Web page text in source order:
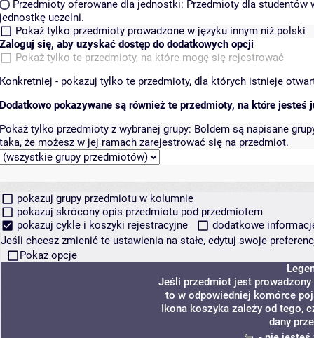
Przedmioty oferowane dla jednostki: Przedmioty dla studentów
jednostkę uczelni.
Pokaż tylko przedmioty prowadzone w języku innym niż polski
Zaloguj się, aby uzyskać dostęp do dodatkowych opcji
Pokaż tylko te przedmioty, na które mogę się rejestrować
Konkretniej - pokazuj tylko te przedmioty, dla których istnieje
Dodatkowo pokazywane są również te przedmioty, na które jesteś
Pokaż tylko przedmioty z wybranej grupy: Boldem są napisane
taka, że możesz w jej ramach zarejestrować się na przedmiot.
pokazuj grupy przedmiotu w kolumnie
pokazuj skrócony opis przedmiotu pod przedmiotem
pokazuj cykle i koszyki rejestracyjne
dodatkowe
Jeśli chcesz zmienić te ustawienia na stałe, edytuj swoje
Pokaż opcje
Jeśli przedmiot jest
to w odpowiedniej komórce
Ikona koszyka zależy od tego,
dany